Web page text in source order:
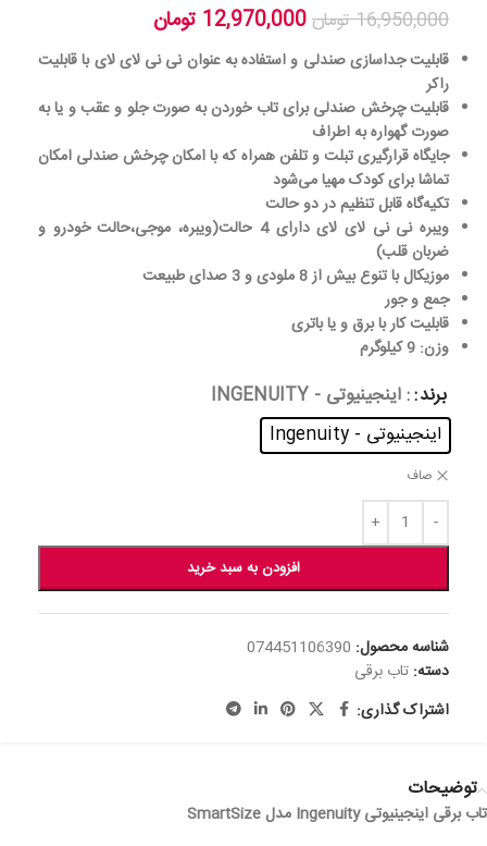
16,950,000تومان12,970,000 تومان
قابلیت جداسازی صندلی و استفاده به عنوان نی نی لای لای با قابلیت
راکر
قابلیت چرخش صندلی برای تاب خوردن به صورت جلو و عقب و یا به
صورت گهواره به اطراف
جایگاه قرارگیری تبلت و تلفن همراه که با امکان چرخش صندلی امکان
تماشا برای کودک مهیا می‌شود
تکیه‌گاه قابل تنظیم در دو حالت
ویبره نی نی لای لای دارای 4 حالت(ویبره، موجی،حالت خودرو و
ضربان قلب)
موزیکال با تنوع بیش از 8 ملودی و 3 صدای طبیعت
جمع و جور
قابلیت کار با برق و یا باتری
وزن: 9 کیلوگرم
برند : اینجینیوتی - INGENUITY
اینجینیوتی - Ingenuity
صاف
افزودن به سبد خرید
شناسه محصول: 074451106390
دسته: تاب برقی
اشتراک گذاری:
توضیحات
تاب برقی اینجینیوتی Ingenuity مدل SmartSize